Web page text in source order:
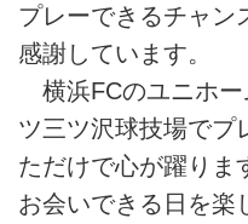
プレーできるチャン
感謝しています。
横浜FCのユニホー
ツ三ツ沢球技場でプ
ただけで心が躍りま
お会いできる日を楽